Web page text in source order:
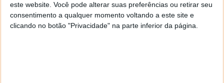
este website. Você pode alterar suas preferências ou retirar seu
consentimento a qualquer momento voltando a este site e
clicando no botão "Privacidade" na parte inferior da página.